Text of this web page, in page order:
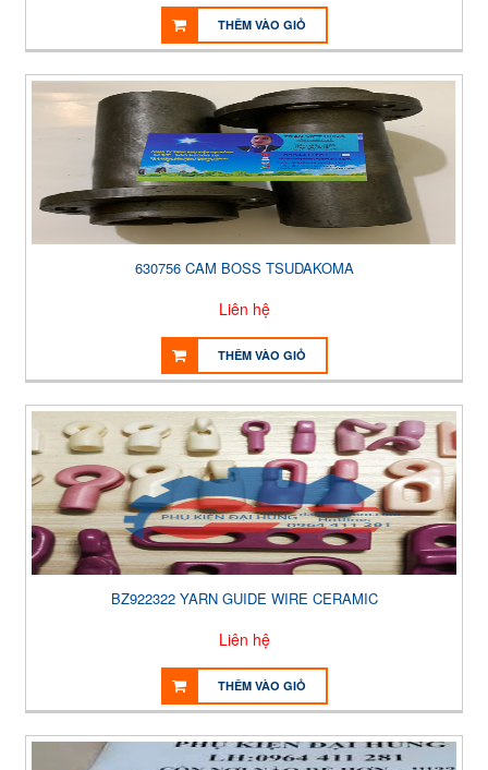
THÊM VÀO GIỎ
630756 CAM BOSS TSUDAKOMA
Liên hệ
THÊM VÀO GIỎ
BZ922322 YARN GUIDE WIRE CERAMIC
Liên hệ
THÊM VÀO GIỎ